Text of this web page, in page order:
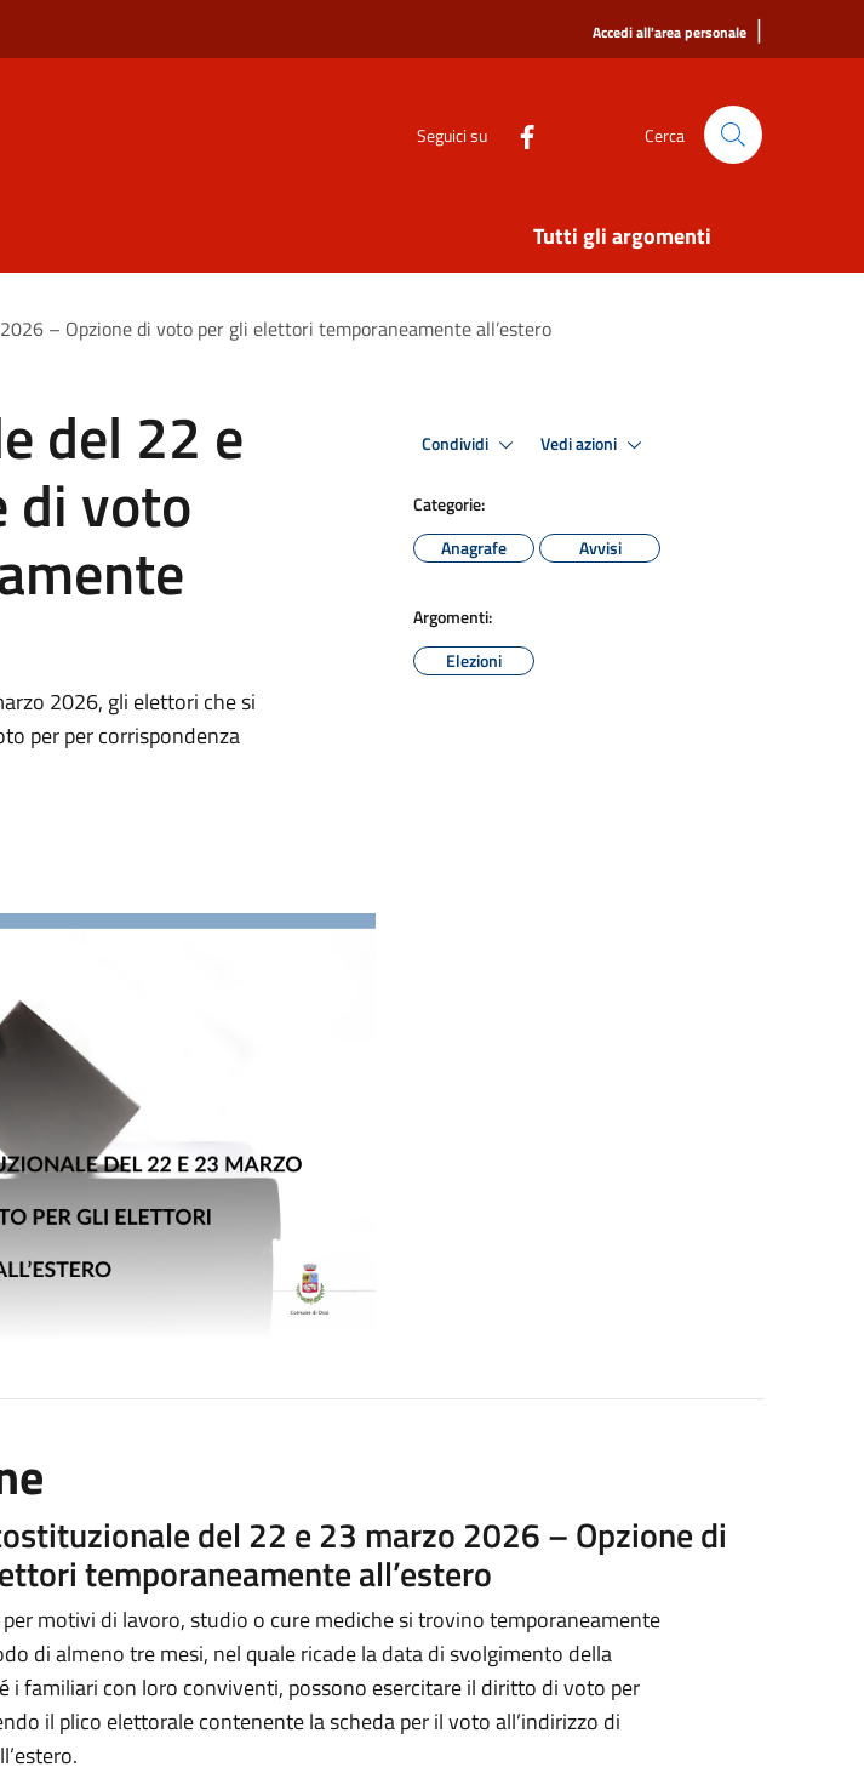
Accedi all'area personale |
Seguici su Cerca
Tutti gli argomenti
– Opzione di voto per gli elettori temporaneamente all’estero
del 22 e
di voto
2026, gli elettori che si
per per corrispondenza
Condividi Vedi azioni
Categorie:
Anagrafe
Avvisi
Argomenti:
Elezioni
del 22 e 23 marzo 2026 – Opzione di
temporaneamente all’estero
motivi di lavoro, studio o cure mediche si trovino temporaneamente
di almeno tre mesi, nel quale ricade la data di svolgimento della
i familiari con loro conviventi, possono esercitare il diritto di voto per
il plico elettorale contenente la scheda per il voto all’indirizzo di